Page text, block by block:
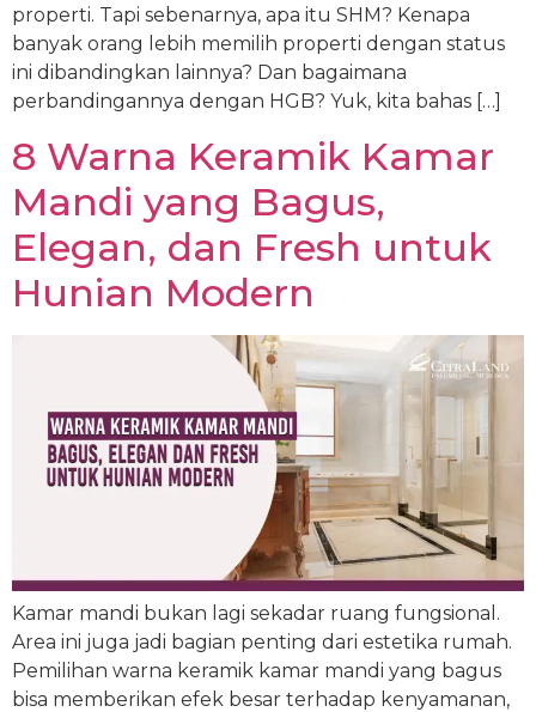
properti. Tapi sebenarnya, apa itu SHM? Kenapa
banyak orang lebih memilih properti dengan status
ini dibandingkan lainnya? Dan bagaimana
perbandingannya dengan HGB? Yuk, kita bahas […]
8 Warna Keramik Kamar
Mandi yang Bagus,
Elegan, dan Fresh untuk
Hunian Modern
Kamar mandi bukan lagi sekadar ruang fungsional.
Area ini juga jadi bagian penting dari estetika rumah.
Pemilihan warna keramik kamar mandi yang bagus
bisa memberikan efek besar terhadap kenyamanan,